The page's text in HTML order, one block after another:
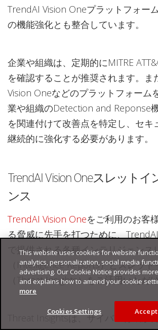
TrendAI Vision Oneプラットフォー
の機能強化とも整合しています。
企業や組織は、定期的にMITRE
を確認することが推奨されます。ま
Vision Oneなどのプラットフォーム
業や組織のDetection and Reponse
を関連付けて改善点を特定し、セキ
継続的に強化する必要があります。
TrendAI Vision Oneスレット
ンス
TrendAI Vision Oneをご利用のお客
る脅威に先手を打つために、
で提供される各種インテリジェンス
（Intelligence Reports）とスレット
（Threat Insights）をご活用いただ
Threat Insightsは、サイバー脅威が
This website uses cookies for website
analytics, personalization, social media
advertising. Our Cookie Notice provides
and explains how to amend your cookie
more
Cookies Settings Accept